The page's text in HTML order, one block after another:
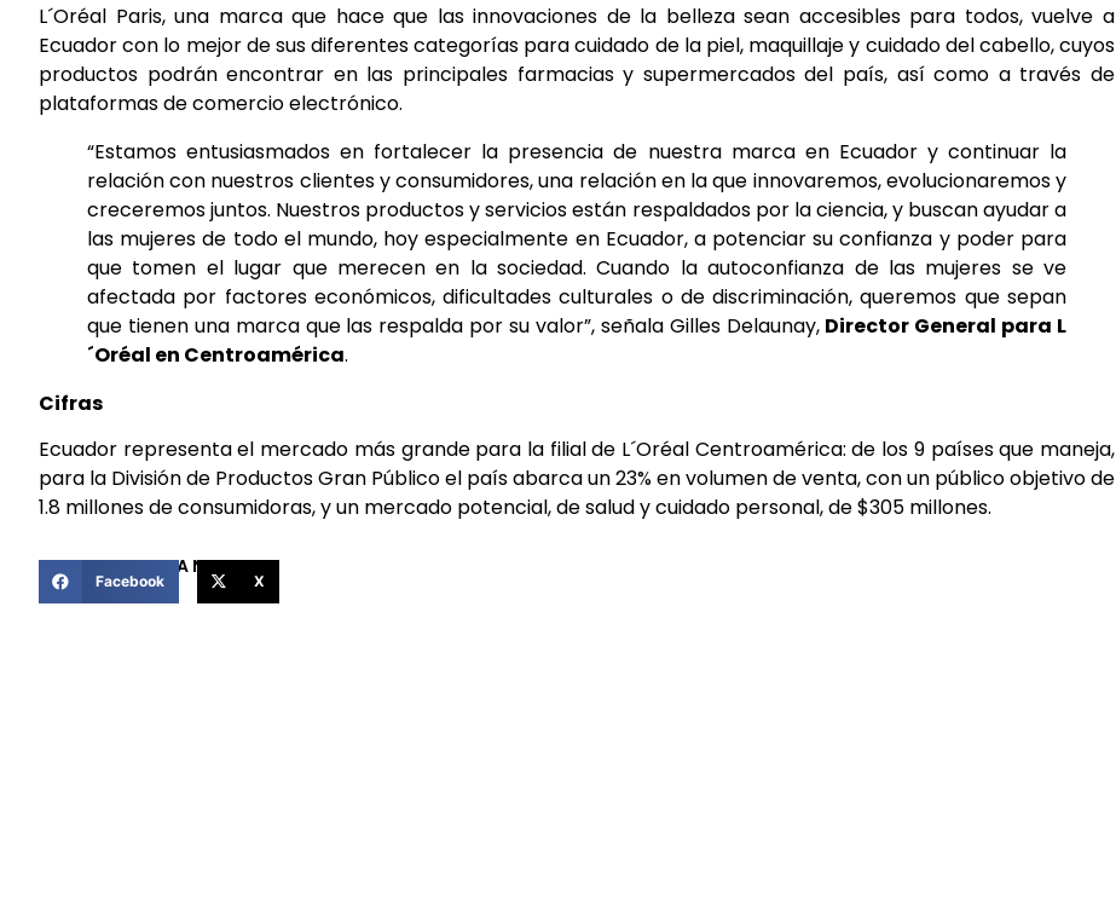
L´Oréal Paris, una marca que hace que las innovaciones de la belleza sean accesibles para todos, vuelve a
Ecuador con lo mejor de sus diferentes categorías para cuidado de la piel, maquillaje y cuidado del cabello, cuyos
productos podrán encontrar en las principales farmacias y supermercados del país, así como a través de
plataformas de comercio electrónico.
“Estamos entusiasmados en fortalecer la presencia de nuestra marca en Ecuador y continuar la
relación con nuestros clientes y consumidores, una relación en la que innovaremos, evolucionaremos y
creceremos juntos. Nuestros productos y servicios están respaldados por la ciencia, y buscan ayudar a
las mujeres de todo el mundo, hoy especialmente en Ecuador, a potenciar su confianza y poder para
que tomen el lugar que merecen en la sociedad. Cuando la autoconfianza de las mujeres se ve
afectada por factores económicos, dificultades culturales o de discriminación, queremos que sepan
que tienen una marca que las respalda por su valor”, señala Gilles Delaunay, Director General para L
´Oréal en Centroamérica.
Cifras
Ecuador representa el mercado más grande para la filial de L´Oréal Centroamérica: de los 9 países que maneja,
para la División de Productos Gran Público el país abarca un 23% en volumen de venta, con un público objetivo de
1.8 millones de consumidoras, y un mercado potencial, de salud y cuidado personal, de $305 millones.
COMPARTIR ESTA NOTICIA
Facebook X